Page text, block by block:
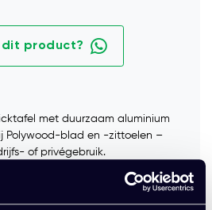
dit product?
met duurzaam aluminium
Polywood-blad en -zittoelen –
of privégebruik.